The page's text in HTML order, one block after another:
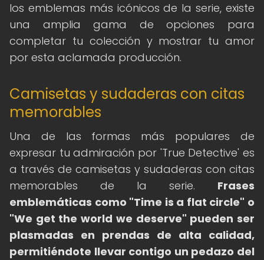
los emblemas más icónicos de la serie, existe
una amplia gama de opciones para
completar tu colección y mostrar tu amor
por esta aclamada producción.
Camisetas y sudaderas con citas
memorables
Una de las formas más populares de
expresar tu admiración por 'True Detective' es
a través de camisetas y sudaderas con citas
memorables de la serie. Frases
emblemáticas como "Time is a flat circle" o
"We get the world we deserve" pueden ser
plasmadas en prendas de alta calidad,
permitiéndote llevar contigo un pedazo del